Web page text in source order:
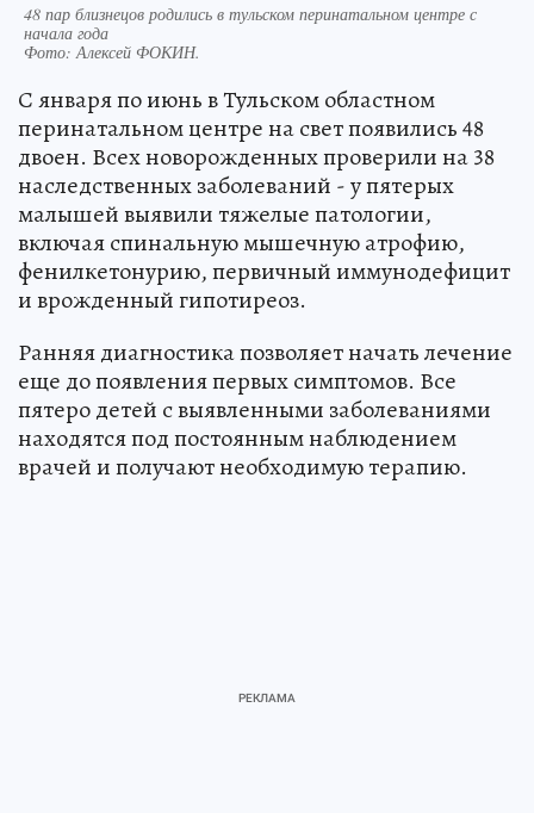
48 пар близнецов родились в тульском перинатальном центре с
начала года
Фото:Алексей ФОКИН.
С января по июнь в Тульском областном
перинатальном центре на свет появились 48
двоен. Всех новорожденных проверили на 38
наследственных заболеваний - у пятерых
малышей выявили тяжелые патологии,
включая спинальную мышечную атрофию,
фенилкетонурию, первичный иммунодефицит
и врожденный гипотиреоз.
Ранняя диагностика позволяет начать лечение
еще до появления первых симптомов. Все
пятеро детей с выявленными заболеваниями
находятся под постоянным наблюдением
врачей и получают необходимую терапию.